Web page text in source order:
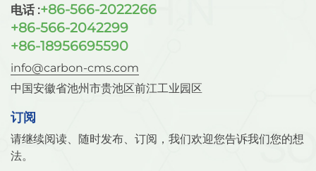
电话 :+86-566-2022266
+86-566-2042299
+86-18956695590
info@carbon-cms.com
中国安徽省池州市贵池区前江工业园区
订阅
请继续阅读、随时发布、订阅，我们欢迎您告诉我们您的想
法。